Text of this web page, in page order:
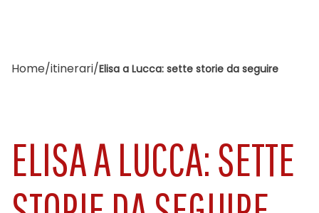
Home/itinerari/Elisa a Lucca: sette storie da seguire
ELISA A LUCCA: SETTE